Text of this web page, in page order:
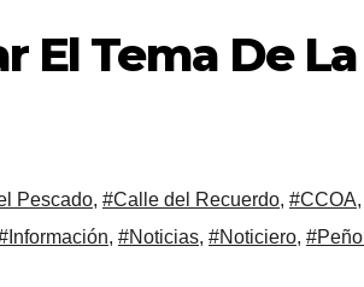
El Tema De
Pescado, #Calle del Recuerdo, #CCOA,
, #Noticias, #Noticiero,